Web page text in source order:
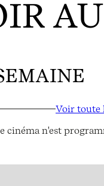
Voir toute
cinéma n'est